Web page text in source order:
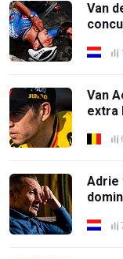
Van
Van
extra
Adrie